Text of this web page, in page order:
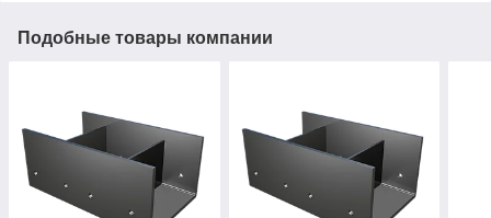
Подобные товары компании